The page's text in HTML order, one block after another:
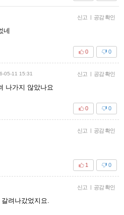
신고 | 공감 확인
네
0
0
05-11 15:31 신고 | 공감 확인
나가지 않았나요
0
0
신고 | 공감 확인
0
1
신고 | 공감 확인
려나갔었지요.